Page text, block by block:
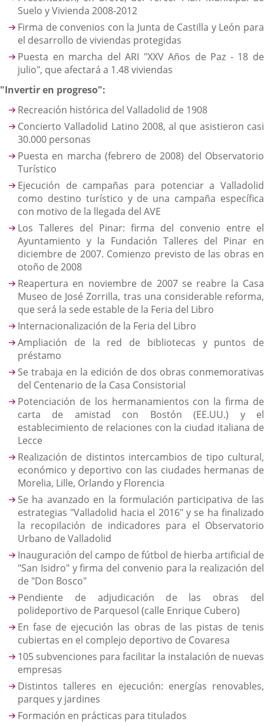
Suelo y Vivienda 2008-2012
Firma de convenios con la Junta de Castilla y León para
el desarrollo de viviendas protegidas
Puesta en marcha del ARI "XXV Años de Paz - 18 de
julio", que afectará a 1.48 viviendas
"Invertir en progreso":
Recreación histórica del Valladolid de 1908
Concierto Valladolid Latino 2008, al que asistieron casi
30.000 personas
Puesta en marcha (febrero de 2008) del Observatorio
Turístico
Ejecución de campañas para potenciar a Valladolid
como destino turístico y de una campaña específica
con motivo de la llegada del AVE
Los Talleres del Pinar: firma del convenio entre el
Ayuntamiento y la Fundación Talleres del Pinar en
diciembre de 2007. Comienzo previsto de las obras en
otoño de 2008
Reapertura en noviembre de 2007 se reabre la Casa
Museo de José Zorrilla, tras una considerable reforma,
que será la sede estable de la Feria del Libro
Internacionalización de la Feria del Libro
Ampliación de la red de bibliotecas y puntos de
préstamo
Se trabaja en la edición de dos obras conmemorativas
del Centenario de la Casa Consistorial
Potenciación de los hermanamientos con la firma de
carta de amistad con Bostón (EE.UU.) y el
establecimiento de relaciones con la ciudad italiana de
Lecce
Realización de distintos intercambios de tipo cultural,
económico y deportivo con las ciudades hermanas de
Morelia, Lille, Orlando y Florencia
Se ha avanzado en la formulación participativa de las
estrategias "Valladolid hacia el 2016" y se ha finalizado
la recopilación de indicadores para el Observatorio
Urbano de Valladolid
Inauguración del campo de fútbol de hierba artificial de
"San Isidro" y firma del convenio para la realización del
de "Don Bosco"
Pendiente de adjudicación de las obras del
polideportivo de Parquesol (calle Enrique Cubero)
En fase de ejecución las obras de las pistas de tenis
cubiertas en el complejo deportivo de Covaresa
105 subvenciones para facilitar la instalación de nuevas
empresas
Distintos talleres en ejecución: energías renovables,
parques y jardines
Formación en prácticas para titulados